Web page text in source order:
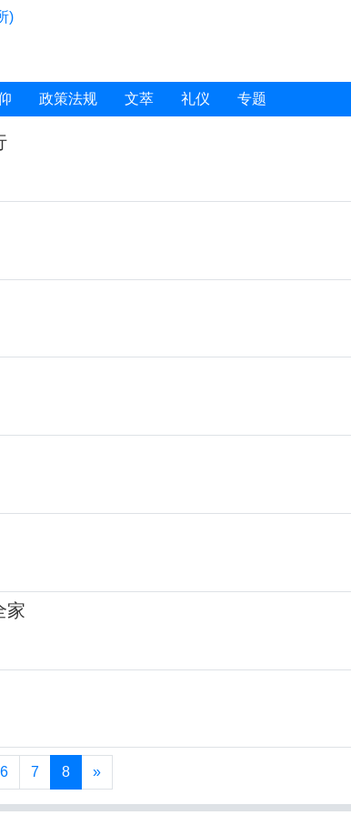
)
政策法规 文萃 礼仪 专题
家
6 7 8 »